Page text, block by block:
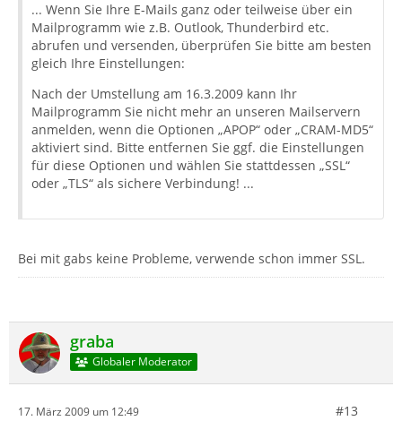
... Wenn Sie Ihre E-Mails ganz oder teilweise über ein
Mailprogramm wie z.B. Outlook, Thunderbird etc.
abrufen und versenden, überprüfen Sie bitte am besten
gleich Ihre Einstellungen:
Nach der Umstellung am 16.3.2009 kann Ihr
Mailprogramm Sie nicht mehr an unseren Mailservern
anmelden, wenn die Optionen „APOP“ oder „CRAM-MD5“
aktiviert sind. Bitte entfernen Sie ggf. die Einstellungen
für diese Optionen und wählen Sie stattdessen „SSL“
oder „TLS“ als sichere Verbindung! ...
Bei mit gabs keine Probleme, verwende schon immer SSL.
graba
Globaler Moderator
17. März 2009 um 12:49 #13